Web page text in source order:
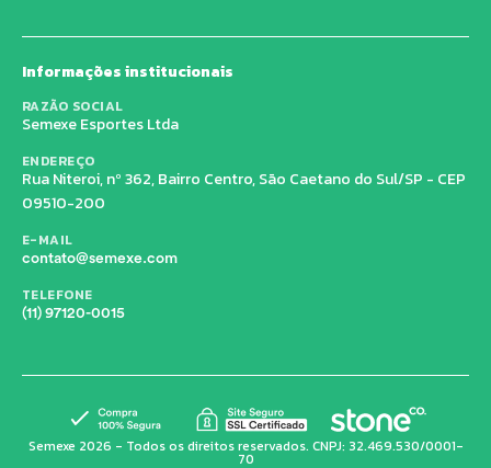
Informações institucionais
RAZÃO SOCIAL
Semexe Esportes Ltda
ENDEREÇO
Rua Niteroi, nº 362, Bairro Centro, São Caetano do Sul/SP - CEP
09510-200
E-MAIL
contato@semexe.com
TELEFONE
(11) 97120-0015
Semexe 2026 - Todos os direitos reservados. CNPJ: 32.469.530/0001-
70